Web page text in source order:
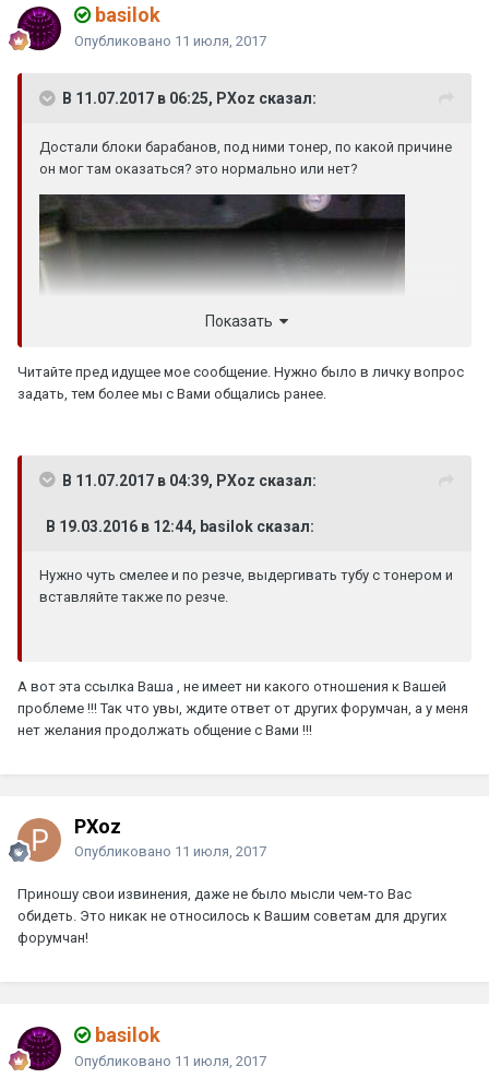
basilok
Опубликовано 11 июля, 2017
В 11.07.2017 в 06:25, PXoz сказал:
Достали блоки барабанов, под ними тонер, по какой причине
он мог там оказаться? это нормально или нет?
Показать
Читайте пред идущее мое сообщение. Нужно было в личку вопрос
задать, тем более мы с Вами общались ранее.
В 11.07.2017 в 04:39, PXoz сказал:
В 19.03.2016 в 12:44, basilok сказал:
Нужно чуть смелее и по резче, выдергивать тубу с тонером и
вставляйте также по резче.
А вот эта ссылка Ваша , не имеет ни какого отношения к Вашей
проблеме !!! Так что увы, ждите ответ от других форумчан, а у меня
нет желания продолжать общение с Вами !!!
PXoz
Опубликовано 11 июля, 2017
Приношу свои извинения, даже не было мысли чем-то Вас
обидеть. Это никак не относилось к Вашим советам для других
форумчан!
basilok
Опубликовано 11 июля, 2017